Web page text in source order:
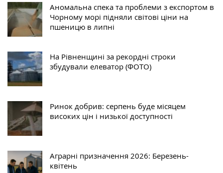
Аномальна спека та проблеми з експортом в
Чорному морі підняли світові ціни на
пшеницю в липні
На Рівненщині за рекордні строки
збудували елеватор (ФОТО)
Ринок добрив: серпень буде місяцем
високих цін і низької доступності
Аграрні призначення 2026: Березень-
квітень